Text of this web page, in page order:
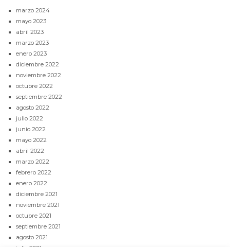
marzo 2024
mayo 2023
abril 2023
marzo 2023
enero 2023
diciembre 2022
noviembre 2022
octubre 2022
septiembre 2022
agosto 2022
julio 2022
junio 2022
mayo 2022
abril 2022
marzo 2022
febrero 2022
enero 2022
diciembre 2021
noviembre 2021
octubre 2021
septiembre 2021
agosto 2021